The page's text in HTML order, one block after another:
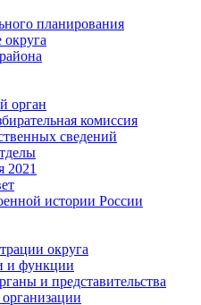
планирования
орган
комиссия
сведений
2021
истории России
округа
и функции
и представительства